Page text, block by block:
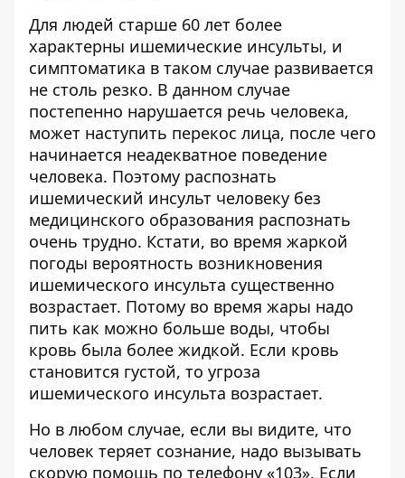
Для людей старше 60 лет более
характерны ишемические инсульты, и
симптоматика в таком случае развивается
не столь резко. В данном случае
постепенно нарушается речь человека,
может наступить перекос лица, после чего
начинается неадекватное поведение
человека. Поэтому распознать
ишемический инсульт человеку без
медицинского образования распознать
очень трудно. Кстати, во время жаркой
погоды вероятность возникновения
ишемического инсульта существенно
возрастает. Потому во время жары надо
пить как можно больше воды, чтобы
кровь была более жидкой. Если кровь
становится густой, то угроза
ишемического инсульта возрастает.
Но в любом случае, если вы видите, что
человек теряет сознание, надо вызывать
скорую помощь по телефону «103». Если